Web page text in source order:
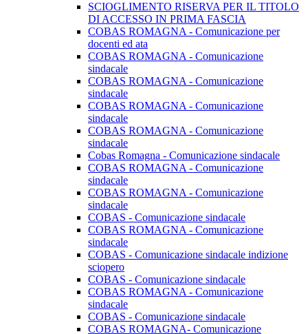
SCIOGLIMENTO RISERVA PER IL TITOLO
DI ACCESSO IN PRIMA FASCIA
COBAS ROMAGNA - Comunicazione per
docenti ed ata
COBAS ROMAGNA - Comunicazione
sindacale
COBAS ROMAGNA - Comunicazione
sindacale
COBAS ROMAGNA - Comunicazione
sindacale
COBAS ROMAGNA - Comunicazione
sindacale
Cobas Romagna - Comunicazione sindacale
COBAS ROMAGNA - Comunicazione
sindacale
COBAS ROMAGNA - Comunicazione
sindacale
COBAS - Comunicazione sindacale
COBAS ROMAGNA - Comunicazione
sindacale
COBAS - Comunicazione sindacale indizione
sciopero
COBAS - Comunicazione sindacale
COBAS ROMAGNA - Comunicazione
sindacale
COBAS - Comunicazione sindacale
COBAS ROMAGNA- Comunicazione